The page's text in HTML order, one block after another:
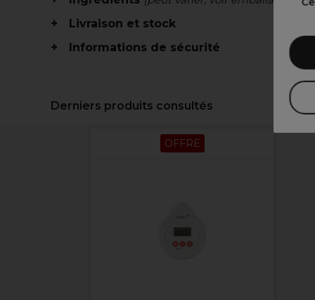
Livraison et stock
Informations de sécurité
Derniers produits consultés
OFFRE